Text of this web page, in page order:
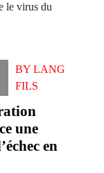
le virus du
BYLANG
FILS
une
en